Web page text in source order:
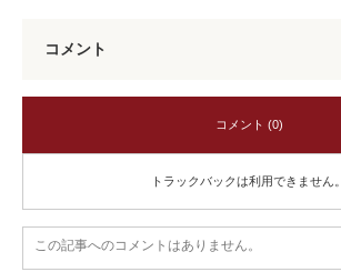
コメント
コメント (0)
トラックバックは利用できません。
この記事へのコメントはありません。